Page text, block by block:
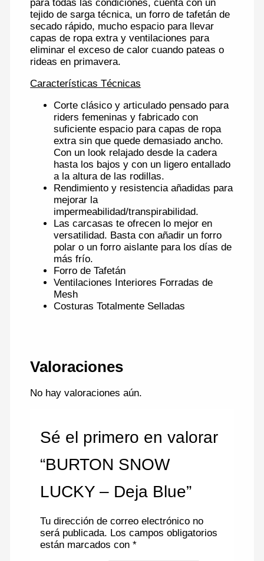
para todas las condiciones, cuenta con un
tejido de sarga técnica, un forro de tafetán de
secado rápido, mucho espacio para llevar
capas de ropa extra y ventilaciones para
eliminar el exceso de calor cuando pateas o
rideas en primavera.
Características Técnicas
Corte clásico y articulado pensado para
riders femeninas y fabricado con
suficiente espacio para capas de ropa
extra sin que quede demasiado ancho.
Con un look relajado desde la cadera
hasta los bajos y con un ligero entallado
a la altura de las rodillas.
Rendimiento y resistencia añadidas para
mejorar la
impermeabilidad/transpirabilidad.
Las carcasas te ofrecen lo mejor en
versatilidad. Basta con añadir un forro
polar o un forro aislante para los días de
más frío.
Forro de Tafetán
Ventilaciones Interiores Forradas de
Mesh
Costuras Totalmente Selladas
Valoraciones
No hay valoraciones aún.
Sé el primero en valorar
“BURTON SNOW
LUCKY – Deja Blue”
Tu dirección de correo electrónico no
será publicada. Los campos obligatorios
están marcados con*